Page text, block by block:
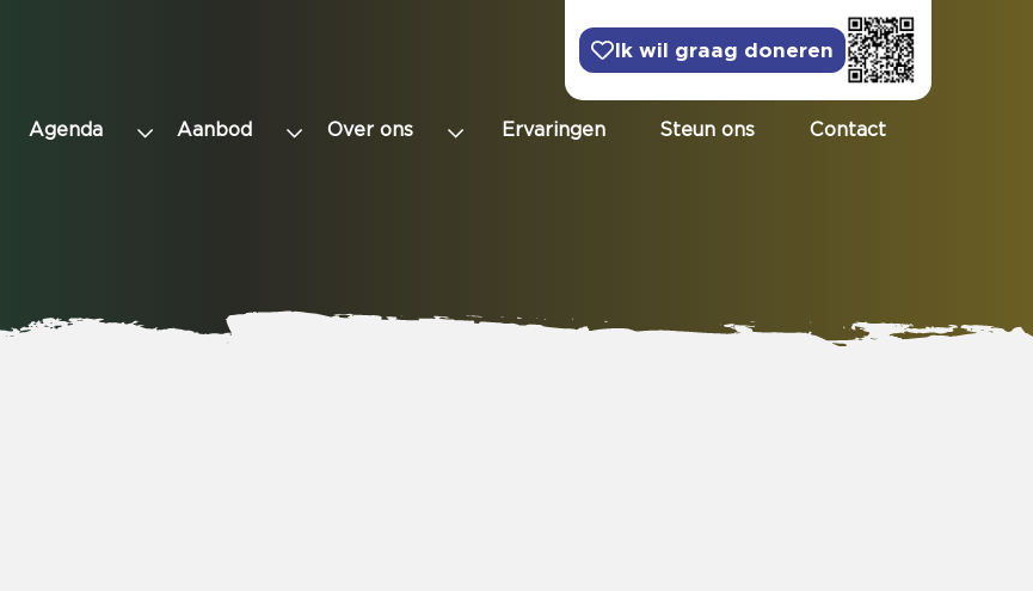
Ik wil graag doneren
Agenda Aanbod Over ons Ervaringen Steun ons Contact